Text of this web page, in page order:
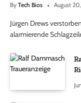
By Tech Bios August
Jürgen Drews
alarmierende